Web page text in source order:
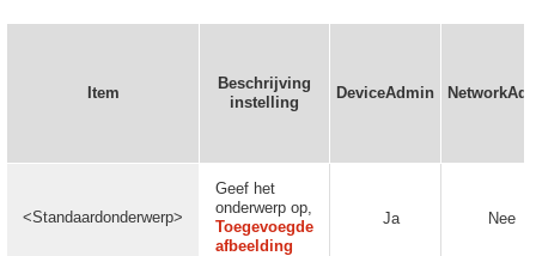
Item
Beschrijving
instelling
DeviceAdmin
<Standaardonderwerp>
Geef het
onderwerp op,
Toegevoegde
afbeelding
Ja Nee